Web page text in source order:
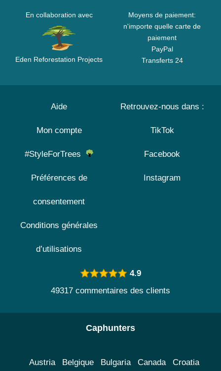
En collaboration avec
Eden Reforestation Projects
Moyens de paiement:
n'importe quelle carte de
paiement
PayPal
Transferts 24
Aide
Mon compte
#StyleForTrees
Préférences de
consentement
Conditions générales
d’utilisations
Retrouvez-nous dans :
TikTok
Facebook
Instagram
4.9
49317 commentaires des clients
Caphunters
Austria Belgique Bulgaria Canada Croatia